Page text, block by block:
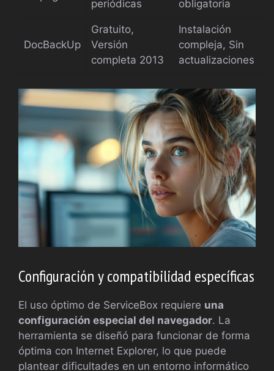
periódicas obligatoria
DocBackUp
Gratuito,
Versión
completa 2013
Instalación
compleja, Sin
actualizaciones
Configuración y compatibilidad específicas
El uso óptimo de ServiceBox requiere una
configuración especial del navegador. La
herramienta se diseñó para funcionar de forma
óptima con Internet Explorer, lo que puede
plantear dificultades en un entorno informático